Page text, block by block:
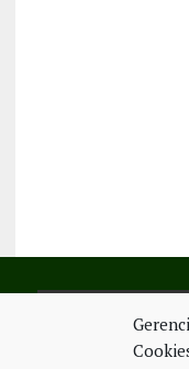
SIGA-NOS NO